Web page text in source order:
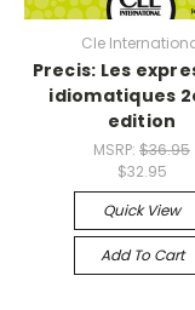
Cle
Precis: Les
idiomatiques
edition
MSRP: $36.95
$32.95
Quick View
Add To Cart